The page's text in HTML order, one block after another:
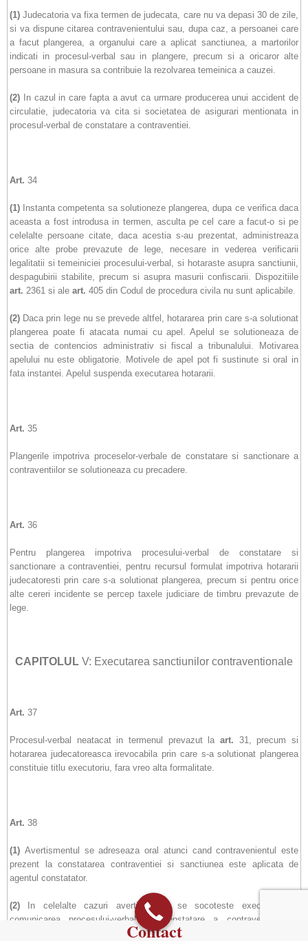
Contact
(1)Judecatoria va fixa termen de judecata, care nu va depasi 30 de zile,
si va dispune citarea contravenientului sau, dupa caz, a persoanei care
a facut plangerea, a organului care a aplicat sanctiunea, a martorilor
indicati in procesul-verbal sau in plangere, precum si a oricaror alte
persoane in masura sa contribuie la rezolvarea temeinica a cauzei.
(2)
In cazul in care fapta a avut ca urmare producerea unui accident de
circulatie, judecatoria va cita si societatea de asigurari mentionata in
procesul-verbal de constatare a contraventiei.
Art. 34
(1) Instanta competenta sa solutioneze plangerea, dupa ce verifica daca
aceasta a fost introdusa in termen, asculta pe cel care a facut-o si pe
celelalte persoane citate, daca acestia s-au prezentat, administreaza
orice alte probe prevazute de lege, necesare in vederea verificarii
legalitatii si temeiniciei procesului-verbal, si hotaraste asupra sanctiunii,
despagubirii stabilite, precum si asupra masurii confiscarii. Dispozitiile
art. 2361 si ale art. 405 din Codul de procedura civila nu sunt aplicabile.
(2) Daca prin lege nu se prevede altfel, hotararea prin care s-a solutionat
plangerea poate fi atacata numai cu apel. Apelul se solutioneaza de
sectia de contencios administrativ si fiscal a tribunalului. Motivarea
apelului nu este obligatorie. Motivele de apel pot fi sustinute si oral in
fata instantei. Apelul suspenda executarea hotararii.
Art. 35
Plangerile impotriva proceselor-verbale de constatare si sanctionare a
contraventiilor se solutioneaza cu precadere.
Art. 36
Pentru plangerea impotriva procesului-verbal de constatare si
sanctionare a contraventiei, pentru recursul formulat impotriva hotararii
judecatoresti prin care s-a solutionat plangerea, precum si pentru orice
alte cereri incidente se percep taxele judiciare de timbru prevazute de
lege.
CAPITOLUL V: Executarea sanctiunilor contraventionale
Art. 37
Procesul-verbal neatacat in termenul prevazut la art. 31, precum si
hotararea judecatoreasca irevocabila prin care s-a solutionat plangerea
constituie titlu executoriu, fara vreo alta formalitate.
Art. 38
(1) Avertismentul se adreseaza oral atunci cand contravenientul este
prezent la constatarea contraventiei si sanctiunea este aplicata de
agentul constatator.
(2)
In celelalte cazuri avertismentul se socoteste executat prin
comunicarea procesului-verbal de constatare a contraventiei, cu